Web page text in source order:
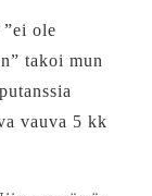
ole
takoi mun
vauva 5 kk